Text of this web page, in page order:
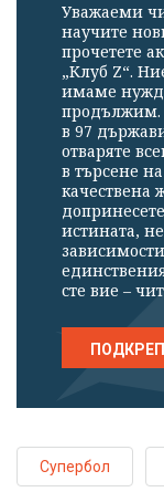
Уважаеми
научите
прочетете
„Клуб Z“.
имаме
продължим.
в 97
отваряте
в търсене
качествена
истината,
сте вие –
Супербол